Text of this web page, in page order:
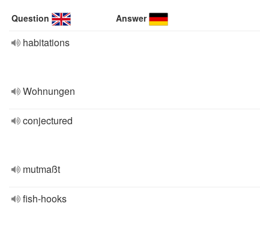
Question Answer
habitations
Wohnungen
conjectured
mutmaßt
fish-hooks